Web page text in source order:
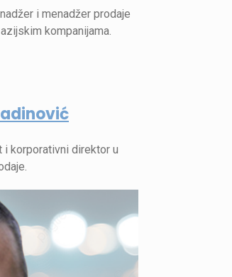
i menadžer prodaje
kompanijama.
i korporativni direktor u